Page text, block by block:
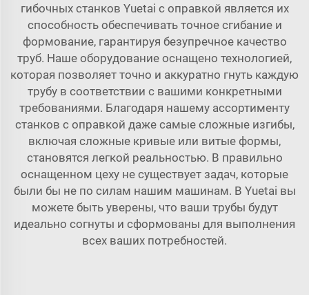
гибочных станков Yuetai с оправкой является их
способность обеспечивать точное сгибание и
формование, гарантируя безупречное качество
труб. Наше оборудование оснащено технологией,
которая позволяет точно и аккуратно гнуть каждую
трубу в соответствии с вашими конкретными
требованиями. Благодаря нашему ассортименту
станков с оправкой даже самые сложные изгибы,
включая сложные кривые или витые формы,
становятся легкой реальностью. В правильно
оснащенном цеху не существует задач, которые
были бы не по силам нашим машинам. В Yuetai вы
можете быть уверены, что ваши трубы будут
идеально согнуты и сформованы для выполнения
всех ваших потребностей.